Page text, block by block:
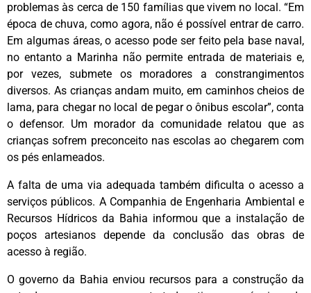
problemas às cerca de 150 famílias que vivem no local. “Em
época de chuva, como agora, não é possível entrar de carro.
Em algumas áreas, o acesso pode ser feito pela base naval,
no entanto a Marinha não permite entrada de materiais e,
por vezes, submete os moradores a constrangimentos
diversos. As crianças andam muito, em caminhos cheios de
lama, para chegar no local de pegar o ônibus escolar”, conta
o defensor. Um morador da comunidade relatou que as
crianças sofrem preconceito nas escolas ao chegarem com
os pés enlameados.
A falta de uma via adequada também dificulta o acesso a
serviços públicos. A Companhia de Engenharia Ambiental e
Recursos Hídricos da Bahia informou que a instalação de
poços artesianos depende da conclusão das obras de
acesso à região.
O governo da Bahia enviou recursos para a construção da